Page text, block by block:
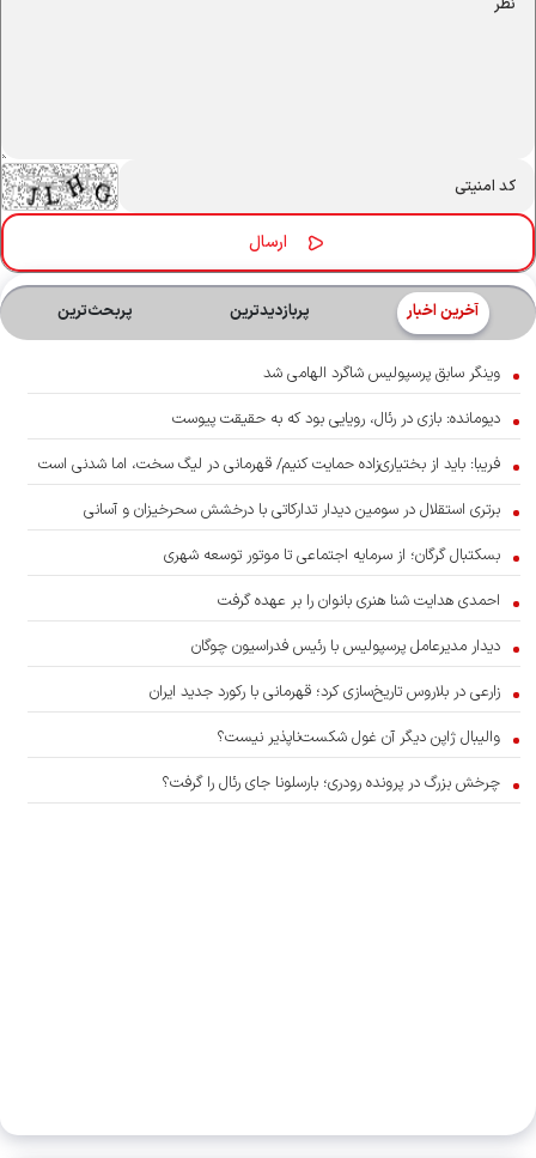
آخرین اخبار پربازدیدترین پربحث‌ترین‌
وینگر سابق پرسپولیس شاگرد الهامی شد
دیومانده: بازی در رئال، رویایی بود که به حقیقت پیوست
فریبا: باید از بختیاری‌زاده حمایت کنیم/ قهرمانی در لیگ سخت، اما شدنی است
برتری استقلال در سومین دیدار تدارکاتی با درخشش سحرخیزان و آسانی
بسکتبال گرگان؛ از سرمایه اجتماعی تا موتور توسعه شهری
احمدی هدایت شنا هنری بانوان را بر عهده گرفت
دیدار مدیرعامل پرسپولیس با رئیس فدراسیون چوگان
زارعی در بلاروس تاریخ‌سازی کرد؛ قهرمانی با رکورد جدید ایران
والیبال ژاپن دیگر آن غول شکست‌ناپذیر نیست؟
چرخش بزرگ در پرونده رودری؛ بارسلونا جای رئال را گرفت؟